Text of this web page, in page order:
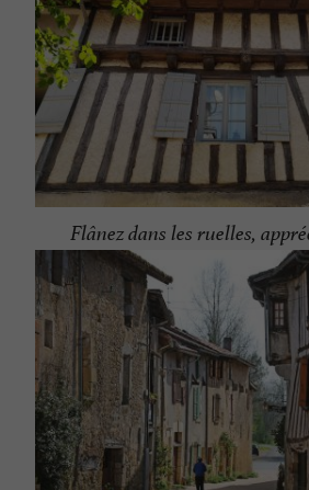
Flânez dans les ruelles,